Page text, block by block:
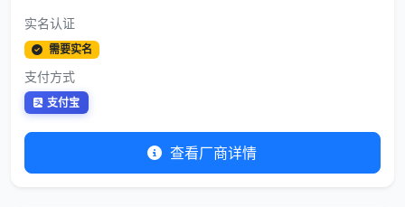
实名认证
需要实名
支付方式
支付宝
查看厂商详情